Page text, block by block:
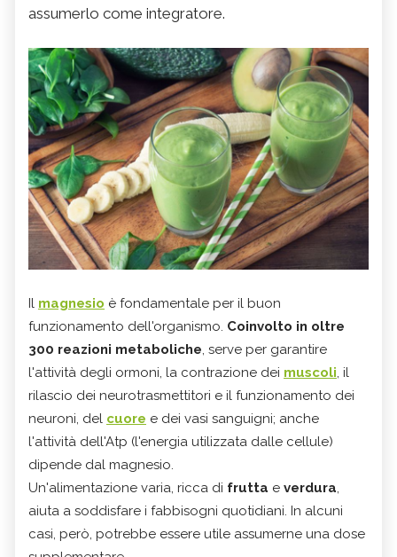
assumerlo come integratore.
Il magnesio è fondamentale per il buon
funzionamento dell'organismo. Coinvolto in oltre
300 reazioni metaboliche, serve per garantire
l'attività degli ormoni, la contrazione dei muscoli, il
rilascio dei neurotrasmettitori e il funzionamento dei
neuroni, del cuore e dei vasi sanguigni; anche
l'attività dell'Atp (l'energia utilizzata dalle cellule)
dipende dal magnesio.
Un'alimentazione varia, ricca di frutta e verdura,
aiuta a soddisfare i fabbisogni quotidiani. In alcuni
casi, però, potrebbe essere utile assumerne una dose